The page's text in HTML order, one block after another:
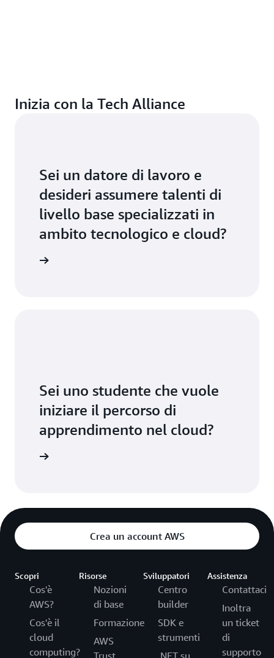
Inizia con la Tech Alliance
Sei un datore di lavoro e
desideri assumere talenti di
livello base specializzati in
ambito tecnologico e cloud?
Sei uno studente che vuole
iniziare il percorso di
apprendimento nel cloud?
Crea un account AWS
Scopri
Cos'è
AWS?
Cos'è il
cloud
computing?
Risorse
Nozioni
di base
Formazione
AWS
Trust
Sviluppatori
Centro
builder
SDK e
strumenti
.NET su
Assistenza
Contattaci
Inoltra
un ticket
di
supporto